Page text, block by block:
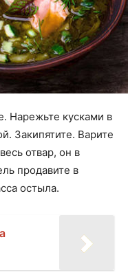
Нарежьте кусками в
Закипятите. Варите
отвар, он в
продавите в
остыла.